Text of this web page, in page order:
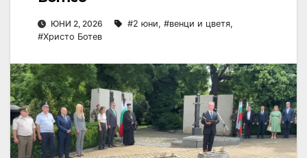
ЮНИ 2, 2026 #2 юни, #венци и цветя,
#Христо Ботев